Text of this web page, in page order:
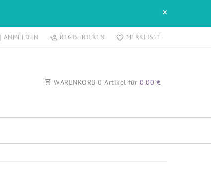
×
ANMELDEN REGISTRIEREN MERKLISTE
WARENKORB 0 Artikel für 0,00 €